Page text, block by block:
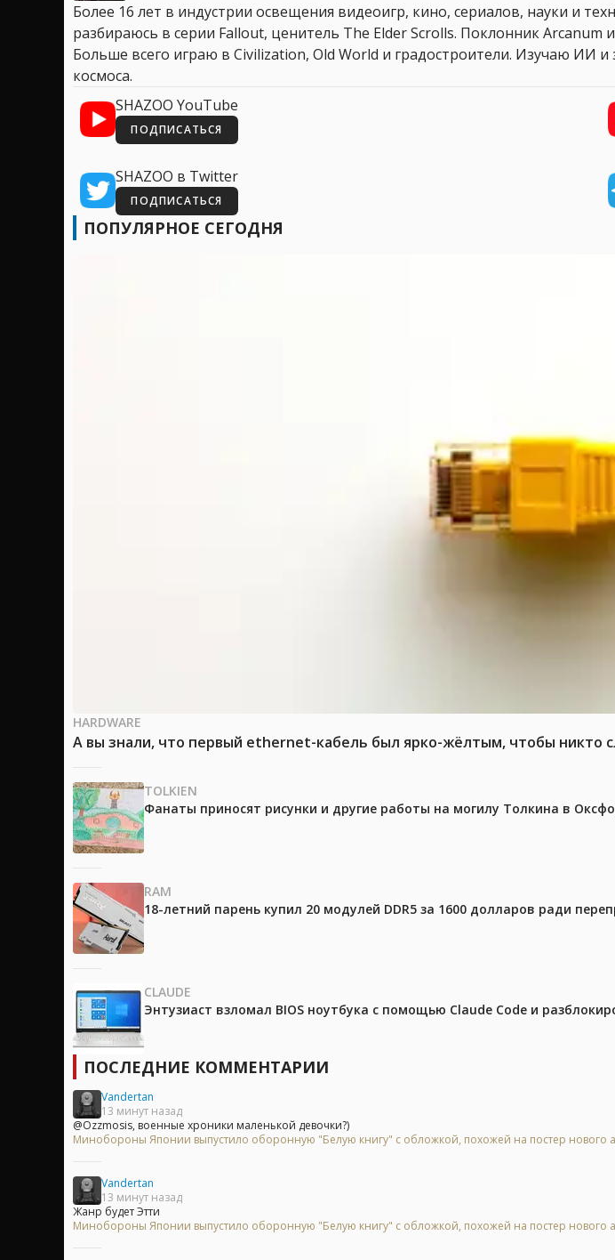
Более 16 лет в индустрии освещения видеоигр, кино, сериалов, науки и
разбираюсь в серии Fallout, ценитель The Elder Scrolls. Поклонник Arcanum
Больше всего играю в Civilization, Old World и градостроители. Изучаю ИИ и
космоса.
SHAZOO YouTube
ПОДПИСАТЬСЯ
SHAZOO в Twitter
ПОДПИСАТЬСЯ
ПОПУЛЯРНОЕ СЕГОДНЯ
HARDWARE
А вы знали, что первый ethernet-кабель был ярко-жёлтым, чтобы никто
TOLKIEN
Фанаты приносят рисунки и другие работы на могилу Толкина в
RAM
18-летний парень купил 20 модулей DDR5 за 1600 долларов ради
CLAUDE
Энтузиаст взломал BIOS ноутбука с помощью Claude Code и
ПОСЛЕДНИЕ КОММЕНТАРИИ
Vandertan
13 минут назад
@Ozzmosis, военные хроники маленькой девочки?)
Минобороны Японии выпустило оборонную "Белую книгу" с обложкой, похожей на постер нового
Vandertan
13 минут назад
Жанр будет Этти
Минобороны Японии выпустило оборонную "Белую книгу" с обложкой, похожей на постер нового